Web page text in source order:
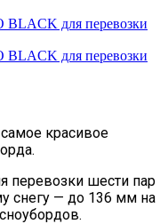
красивое
перевозки шести пар
снегу — до 136 мм на